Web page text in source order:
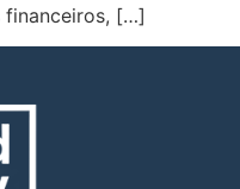
financeiros, […]